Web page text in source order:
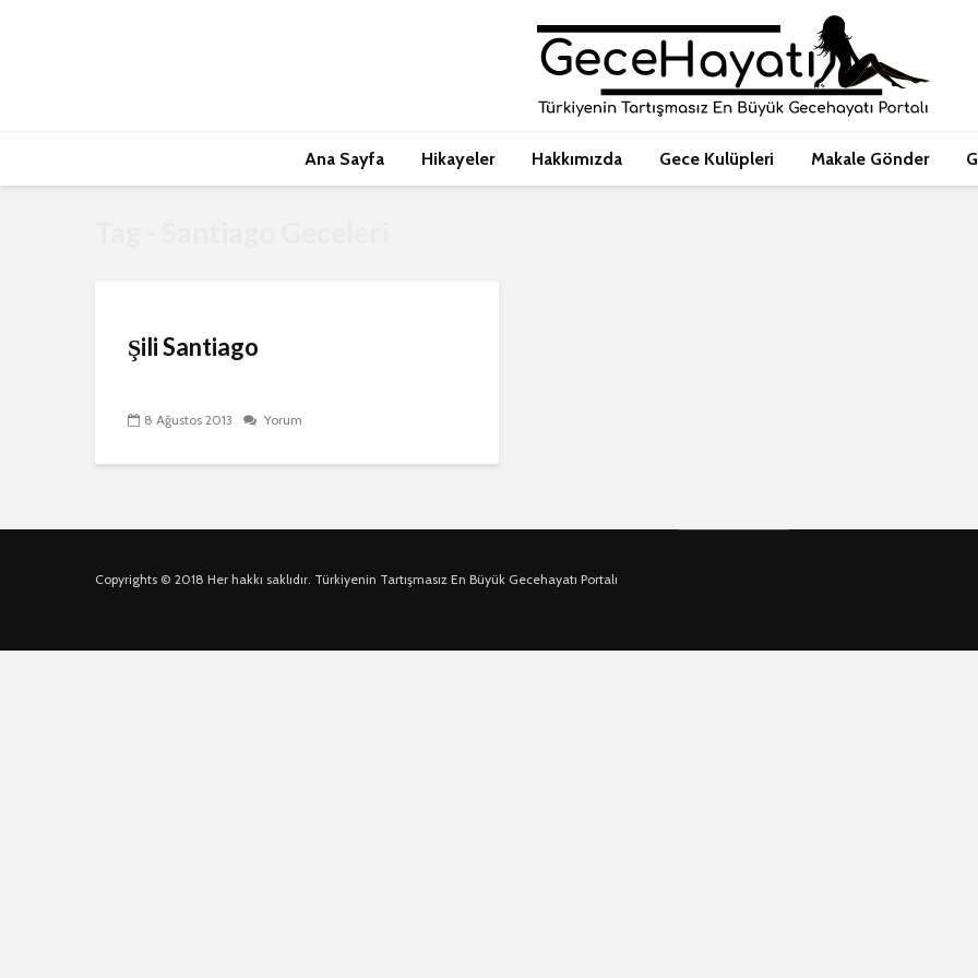
Ana Sayfa Hikayeler Hakkımızda Gece Kulüpleri Makale Gönder
Şili Santiago
8 Ağustos 2013 Yorum
Copyrights © 2018 Her hakkı saklıdır. Türkiyenin Tartışmasız En Büyük Gecehayatı Portalı